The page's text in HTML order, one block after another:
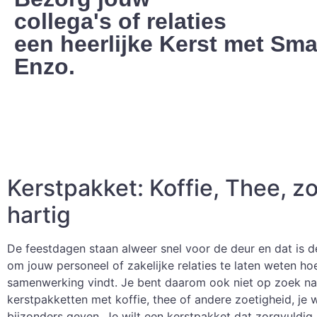
collega's of relaties
een heerlijke Kerst met
Enzo.
Kerstpakket: Koffie, Thee,
hartig
De feestdagen staan alweer snel voor de deur en dat is
om jouw personeel of zakelijke relaties te laten weten
samenwerking vindt. Je bent daarom ook niet op zoek
kerstpakketten met koffie, thee of andere zoetigheid, je